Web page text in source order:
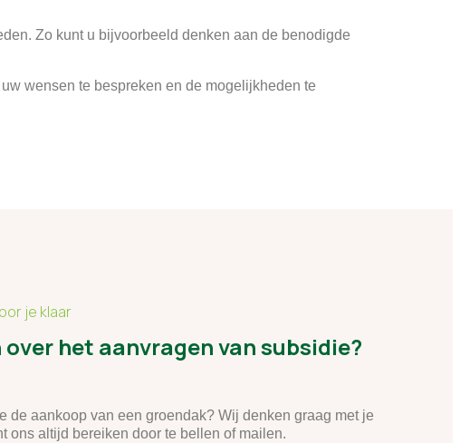
Zo kunt u bijvoorbeeld denken aan de benodigde
wensen te bespreken en de mogelijkheden te
je klaar
over het aanvragen van subsidie?
de aankoop van een groendak? Wij denken graag met je
ons altijd bereiken door te bellen of mailen.